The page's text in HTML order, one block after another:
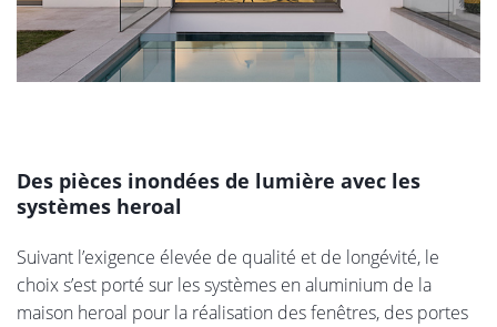
Des pièces inondées de lumière avec les
systèmes heroal
Suivant l’exigence élevée de qualité et de longévité, le
choix s’est porté sur les systèmes en aluminium de la
maison heroal pour la réalisation des fenêtres, des portes